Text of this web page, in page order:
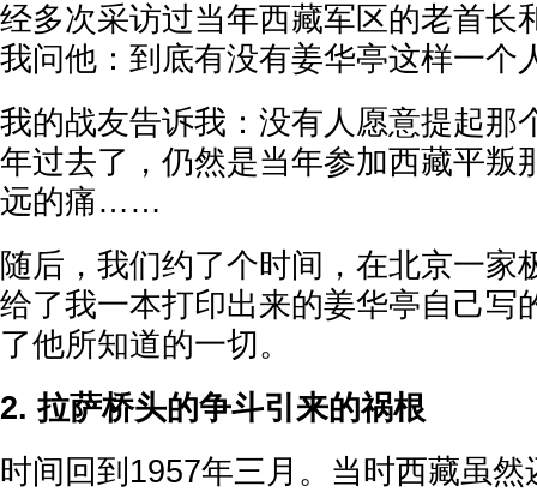
经多次采访过当年西藏军区的老首长
我问他：到底有没有姜华亭这样一个
我的战友告诉我：没有人愿意提起那
年过去了，仍然是当年参加西藏平叛
远的痛……
随后，我们约了个时间，在北京一家
给了我一本打印出来的姜华亭自己写
了他所知道的一切。
2. 拉萨桥头的争斗引来的祸根
时间回到1957年三月。当时西藏虽